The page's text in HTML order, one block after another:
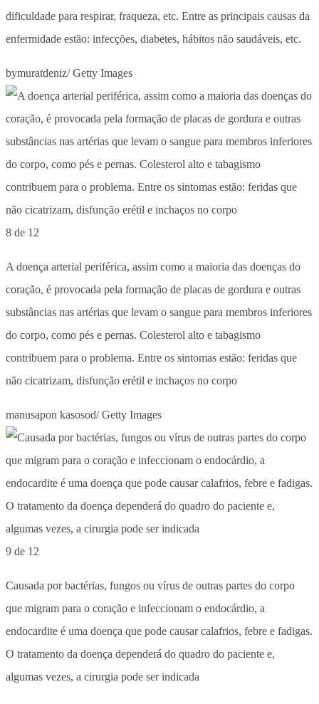
dificuldade para respirar, fraqueza, etc. Entre as principais causas da
enfermidade estão: infecções, diabetes, hábitos não saudáveis, etc.
bymuratdeniz/ Getty Images
8 de 12
A doença arterial periférica, assim como a maioria das doenças do
coração, é provocada pela formação de placas de gordura e outras
substâncias nas artérias que levam o sangue para membros inferiores
do corpo, como pés e pernas. Colesterol alto e tabagismo
contribuem para o problema. Entre os sintomas estão: feridas que
não cicatrizam, disfunção erétil e inchaços no corpo
manusapon kasosod/ Getty Images
9 de 12
Causada por bactérias, fungos ou vírus de outras partes do corpo
que migram para o coração e infeccionam o endocárdio, a
endocardite é uma doença que pode causar calafrios, febre e fadigas.
O tratamento da doença dependerá do quadro do paciente e,
algumas vezes, a cirurgia pode ser indicada